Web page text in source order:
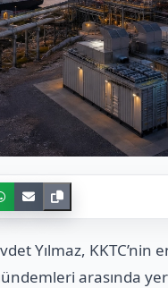
Yılmaz,
arasında